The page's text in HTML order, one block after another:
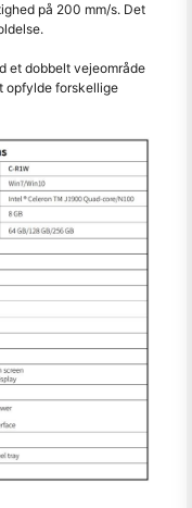
på 200 mm/s. Det
et dobbelt vejeområde
opfylde forskellige